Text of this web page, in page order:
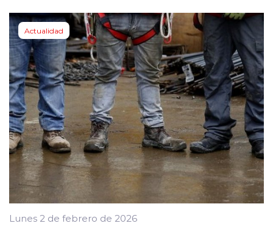
Actualidad
Lunes 2 de febrero de 2026